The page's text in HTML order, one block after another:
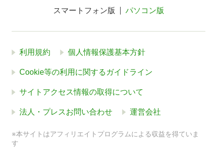
スマートフォン版 パソコン版
利用規約 個人情報保護基本方針
Cookie等の利用に関するガイドライン
サイトアクセス情報の取得について
法人・プレスお問い合わせ 運営会社
※本サイトはアフィリエイトプログラムによる収益を得ていま
す